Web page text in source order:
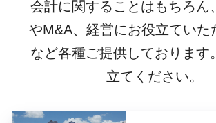
会計に関することはもちろん
やM&A、経営にお役立ていた
など各種ご提供しております
立てください。